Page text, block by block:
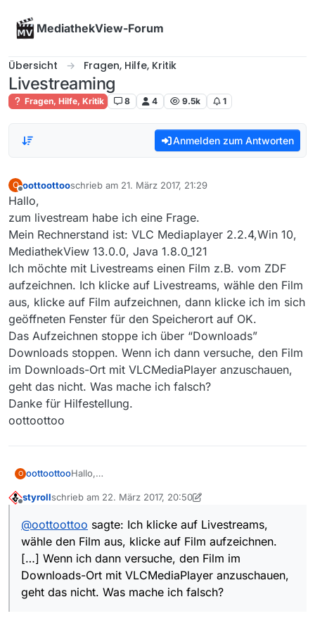
MediathekView-Forum
Übersicht Fragen, Hilfe, Kritik
Livestreaming
Fragen, Hilfe, Kritik 8 4 9.5k 1
Anmelden zum Antworten
O
Offline
oottoottooschrieb am 21. März 2017, 21:29
zuletzt editiert von
Hallo,
zum livestream habe ich eine Frage.
Mein Rechnerstand ist: VLC Mediaplayer 2.2.4,Win 10,
MediathekView 13.0.0, Java 1.8.0_121
Ich möchte mit Livestreams einen Film z.B. vom ZDF
aufzeichnen. Ich klicke auf Livestreams, wähle den Film
aus, klicke auf Film aufzeichnen, dann klicke ich im sich
geöffneten Fenster für den Speicherort auf OK.
Das Aufzeichnen stoppe ich über “Downloads”
Downloads stoppen. Wenn ich dann versuche, den Film
im Downloads-Ort mit VLCMediaPlayer anzuschauen,
geht das nicht. Was mache ich falsch?
Danke für Hilfestellung.
oottoottoo
O oottoottooHallo,
Mein Rechnerstand ist: VLC Mediaplayer 2.2.4,Win
Ich möchte mit Livestreams einen Film z.B. vom ZDF
aufzeichnen. Ich klicke auf Livestreams, wähle den
Film aus, klicke auf Film aufzeichnen, dann klicke
ich im sich geöffneten Fenster für den Speicherort
auf OK.
Das Aufzeichnen stoppe ich über “Downloads”
styrollschrieb am 22. März 2017, 20:50
zuletzt editiert von styroll
@oottoottoo sagte: Ich klicke auf Livestreams,
wähle den Film aus, klicke auf Film aufzeichnen.
[…] Wenn ich dann versuche, den Film im
Downloads-Ort mit VLCMediaPlayer anzuschauen,
geht das nicht. Was mache ich falsch?